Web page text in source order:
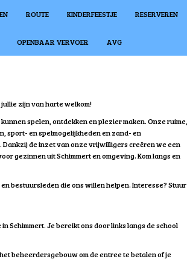
ROUTE KINDERFEESTJE RESERVEREN
OPENBAAR VERVOER AVG
zijn van harte welkom!
spelen, ontdekken en plezier maken. Onze ruime,
sport- en spelmogelijkheden en zand- en
de inzet van onze vrijwilligers creëren we een
gezinnen uit Schimmert en omgeving. Kom langs en
bestuursleden die ons willen helpen. Interesse? Stuur
Schimmert. Je bereikt ons door links langs de school
beheerdersgebouw om de entree te betalen of je